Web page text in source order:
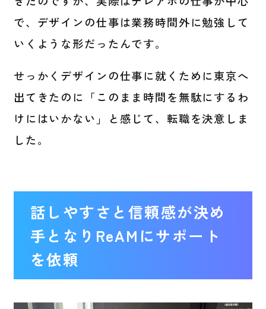
で、デザインの仕事は業務時間外に勉強して
いくような形だったんです。
せっかくデザインの仕事に就くために東京へ
出てきたのに「このまま時間を無駄にするわ
けにはいかない」と感じて、転職を決意しま
した。
話しやすさと信頼感が決め
手となりReAMにサポート
を依頼